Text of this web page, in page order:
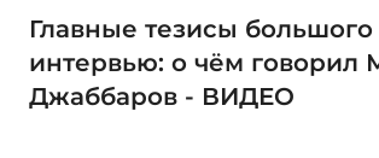
Главные тезисы большого
интервью: о чём говорил
Джаббаров - ВИДЕО